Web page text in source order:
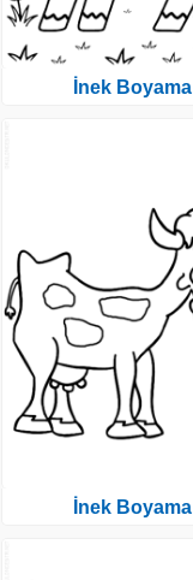
İnek Boyama
İnek Boyama